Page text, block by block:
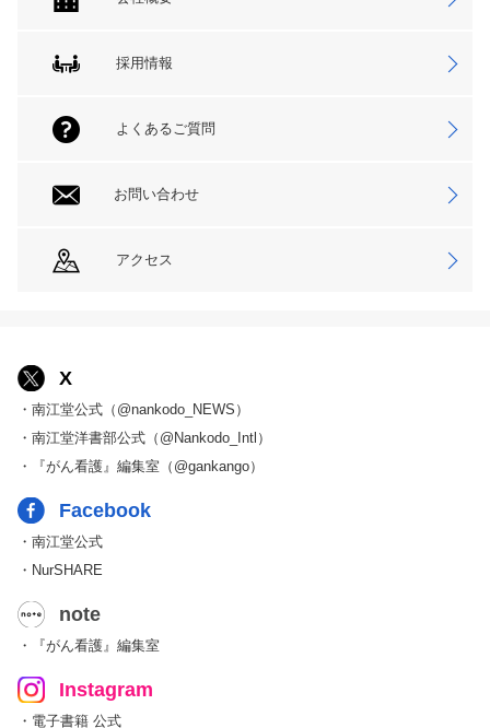
採用情報
よくあるご質問
お問い合わせ
アクセス
X
・南江堂公式（@nankodo_NEWS）
・南江堂洋書部公式（@Nankodo_Intl）
・『がん看護』編集室（@gankango）
Facebook
・南江堂公式
・NurSHARE
note
・『がん看護』編集室
Instagram
・電子書籍 公式